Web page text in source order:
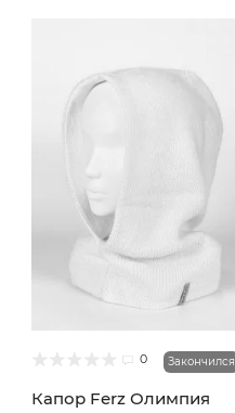
0 Закончился
Капор Ferz Олимпия